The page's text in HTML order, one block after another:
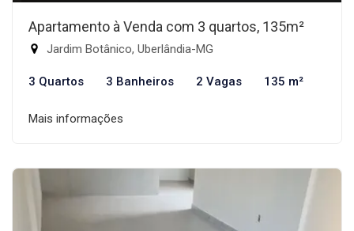
Apartamento à Venda com 3 quartos, 135m²
Jardim Botânico, Uberlândia-MG
3 Quartos 3 Banheiros 2 Vagas 135 m²
Mais informações